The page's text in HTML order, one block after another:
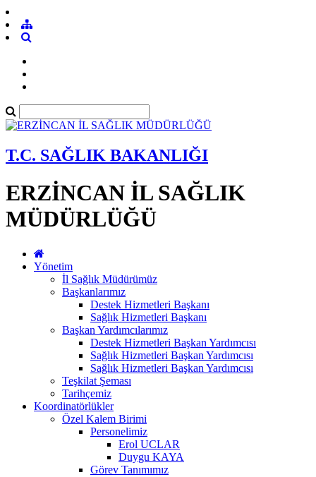
T.C. SAĞLIK BAKANLIĞI
ERZİNCAN İL SAĞLIK
MÜDÜRLÜĞÜ
Yönetim
İl Sağlık Müdürümüz
Başkanlarımız
Destek Hizmetleri Başkanı
Sağlık Hizmetleri Başkanı
Başkan Yardımcılarımız
Destek Hizmetleri Başkan Yardımcısı
Sağlık Hizmetleri Başkan Yardımcısı
Sağlık Hizmetleri Başkan Yardımcısı
Teşkilat Şeması
Tarihçemiz
Koordinatörlükler
Özel Kalem Birimi
Personelimiz
Erol UCLAR
Duygu KAYA
Görev Tanımımız